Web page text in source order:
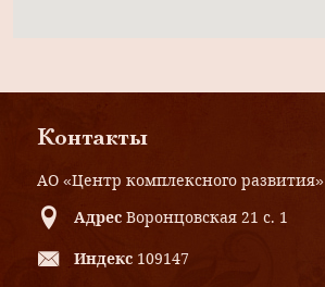
Контакты
АО «Центр комплексного развития»
Адрес Воронцовская 21 с. 1
Индекс 109147